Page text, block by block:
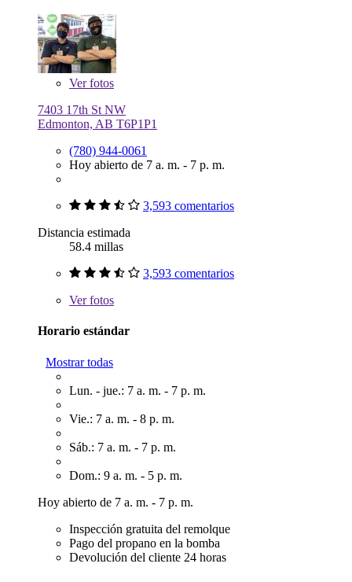
Verfotos
7403 17th St NW
Edmonton, AB T6P1P1
(780) 944-0061
Hoy abierto de 7 a. m. - 7 p. m.
3,593 comentarios
Distancia estimada
58.4 millas
3,593 comentarios
Verfotos
Horario estándar
Mostrar todas
Lun. - jue.: 7 a. m. - 7 p. m.
Vie.: 7 a. m. - 8 p. m.
Sáb.: 7 a. m. - 7 p. m.
Dom.: 9 a. m. - 5 p. m.
Hoy abierto de 7 a. m. - 7 p. m.
Inspección gratuita del remolque
Pago del propano en la bomba
Devolución del cliente 24 horas